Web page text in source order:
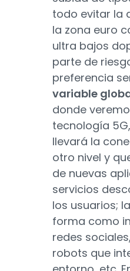
todo evitar la
la zona euro
ultra bajos
parte de
preferencia
variable
donde
tecnología
llevará la
otro nivel y
de nuevas
servicios
los usuarios;
forma como
redes
robots que